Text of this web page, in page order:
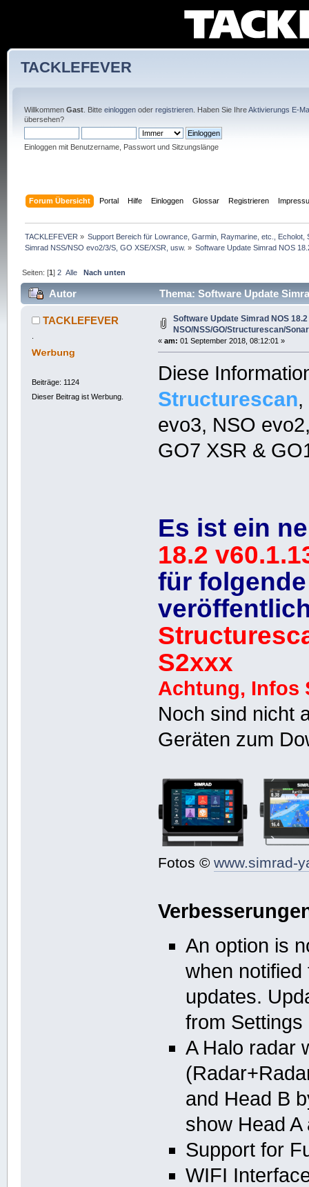
TACKLEFEVER
Willkommen Gast. Bitte einloggenoder registrieren. Haben Sie IhreAktivierungs E-
übersehen?
Einloggen mit Benutzername, Passwort und Sitzungslänge
Forum Übersicht Portal Hilfe Einloggen Glossar Registrieren
TACKLEFEVER » Support Bereich für Lowrance, Garmin, Raymarine, etc.,
Simrad NSS/NSO evo2/3/S, GO XSE/XSR, usw. » Software Update Simrad NOS
Seiten: [1]2 Alle Nach unten
Autor
Thema: Software Update
(Gelesen 34428 mal)
TACKLEFEVER
Beiträge: 1124
Dieser Beitrag ist Werbung.
Software Update Simrad NOS
NSO/NSS/GO/Structurescan/
«am: 01 September 2018, 08:12:01 »
Diese
Structurescan,
evo3, NSO
GO7 XSR &
Es ist ein
18.2
für
S2xxx
Achtung, Infos
Noch sind nicht
Geräten zum
Fotos ©www.simrad-
An option is
when
updates.
from
A Halo radar
and Head B
show Head A
Support for
WIFI